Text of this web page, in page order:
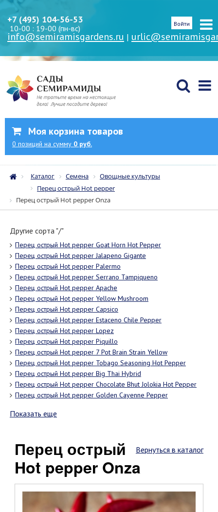
+7 (495) 104-56-53
10-00 : 19-00 (пн-вс)
info@semiramisgardens.ru |
Войти
Моя корзина товаров
0 позиций на сумму 0 руб.
Каталог Семена
Овощные культуры
Перец острый Hot pepper
Перец острый Hot pepper Onza
Другие сорта "/"
Перец острый Hot pepper Goat Horn Hot Pepper
Перец острый Hot pepper Jalapeno Gigante
Перец острый Hot pepper Palermo
Перец острый Hot pepper Serrano Tampiqueno
Перец острый Hot pepper Apache
Перец острый Hot pepper Yellow Mushroom
Перец острый Hot pepper Capsico
Перец острый Hot pepper Estaceno Chile Pepper
Перец острый Hot pepper Lopez
Перец острый Hot pepper Piquillo
Перец острый Hot pepper 7 Pot Brain Strain Yellow
Перец острый Hot pepper Tobago Seasoning Hot Pepper
Перец острый Hot pepper Big Thai Hybrid
Перец острый Hot pepper Chocolate Bhut Jolokia Hot Pepper
Перец острый Hot pepper Golden Cayenne Pepper
Показать еще
Вернуться в каталог
Перец острый
Hot pepper Onza